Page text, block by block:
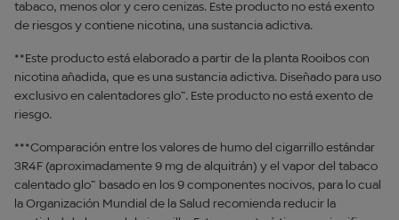
tabaco, menos olor y cero cenizas. Este producto no está exento
de riesgos y contiene nicotina, una sustancia adictiva.
**Este producto está elaborado a partir de la planta Rooibos con
nicotina añadida, que es una sustancia adictiva. Diseñado para uso
exclusivo en calentadores glo™. Este producto no está exento de
riesgo.
***Comparación entre los valores de humo del cigarrillo estándar
3R4F (aproximadamente 9 mg de alquitrán) y el vapor del tabaco
calentado glo™ basado en los 9 componentes nocivos, para lo cual
la Organización Mundial de la Salud recomienda reducir la